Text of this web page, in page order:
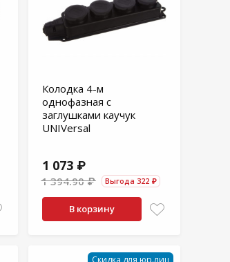
Колодка 4-м
однофазная с
заглушками каучук
UNIVersal
1 073 ₽
1 394.90 ₽ Выгода 322 ₽
В корзину
Скидка для юр.лиц